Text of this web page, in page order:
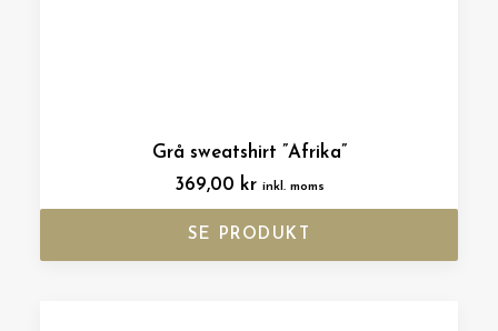
Grå sweatshirt ”Afrika”
369,00 kr inkl. moms
SE PRODUKT